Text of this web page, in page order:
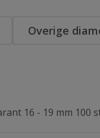
Overige
16 - 19 mm 100